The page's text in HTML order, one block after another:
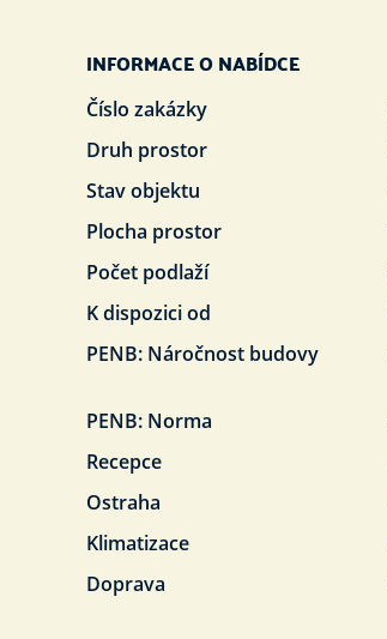
INFORMACE O NABÍDCE
Číslo zakázky
Druh prostor
Stav objektu
Plocha prostor
Počet podlaží
K dispozici od
PENB: Náročnost budovy
PENB: Norma
Recepce
Ostraha
Klimatizace
Doprava